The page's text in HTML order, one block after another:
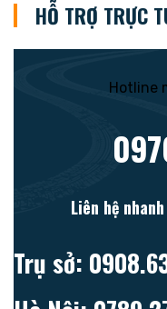
HỖ TRỢ TRỰC
Hotline
Liên hệ
Trụ sở: